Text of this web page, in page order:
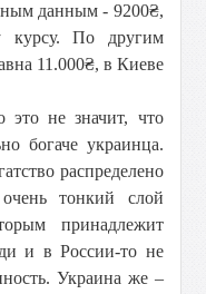
данным - 9200₴,
курсу. По другим
11.000₴, в Киеве
не значит, что
богаче украинца.
распределено
тонкий слой
принадлежит
и в России-то не
Украина же –